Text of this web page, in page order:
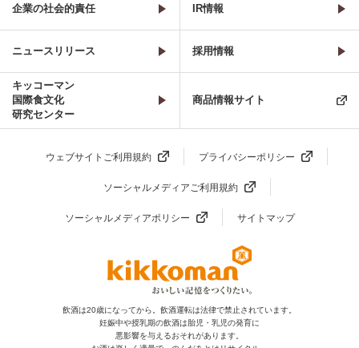
企業の社会的責任 IR情報
ニュースリリース 採用情報
キッコーマン
国際食文化
研究センター
商品情報サイト
ウェブサイトご利用規約 プライバシーポリシー
ソーシャルメディアご利用規約
ソーシャルメディアポリシー サイトマップ
飲酒は20歳になってから。飲酒運転は法律で禁止されています。
妊娠中や授乳期の飲酒は胎児・乳児の発育に
悪影響を与えるおそれがあります。